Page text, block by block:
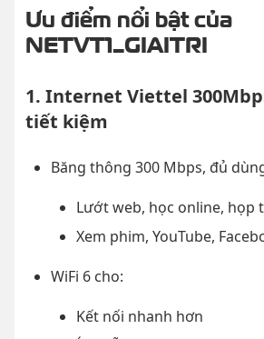
Ưu điểm nổi bật của
NETVT1_GIAITRI
1. Internet Viettel
tiết kiệm
Băng thông 300 Mbps, đủ
Lướt web, học online, họp
Xem phim, YouTube,
WiFi 6 cho:
Kết nối nhanh hơn